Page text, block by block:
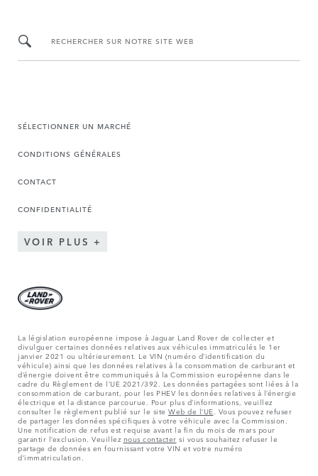
RECHERCHER SUR NOTRE SITE WEB
SÉLECTIONNER UN MARCHÉ
CONDITIONS GÉNÉRALES
CONTACT
CONFIDENTIALITÉ
VOIR PLUS
La législation européenne impose à Jaguar Land Rover de collecter et
divulguer certaines données relatives aux véhicules immatriculés le 1er
janvier 2021 ou ultérieurement. Le VIN (numéro d’identification du
véhicule) ainsi que les données relatives à la consommation de carburant et
d’énergie doivent être communiqués à la Commission européenne dans le
cadre du Règlement de l’UE 2021/392. Les données partagées sont liées à la
consommation de carburant, pour les PHEV les données relatives à l’énergie
électrique et la distance parcourue. Pour plus d’informations, veuillez
consulter le règlement publié sur le site Web de l’UE . Vous pouvez refuser
de partager les données spécifiques à votre véhicule avec la Commission.
Une notification de refus est requise avant la fin du mois de mars pour
garantir l’exclusion. Veuillez nous contacter si vous souhaitez refuser le
partage de données en fournissant votre VIN et votre numéro
d’immatriculation.